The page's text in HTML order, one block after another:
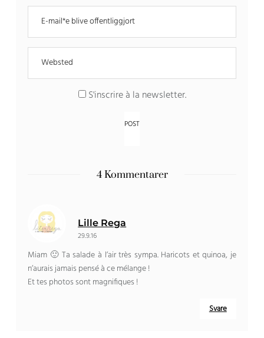
S'inscrire à la newsletter.
4 Kommentarer
Lille Rega
29.9.16
Miam 🙂 Ta salade à l’air très sympa. Haricots et quinoa,je
n’aurais jamais pensé à ce mélange!
Et tes photos sont magnifiques !
Svare